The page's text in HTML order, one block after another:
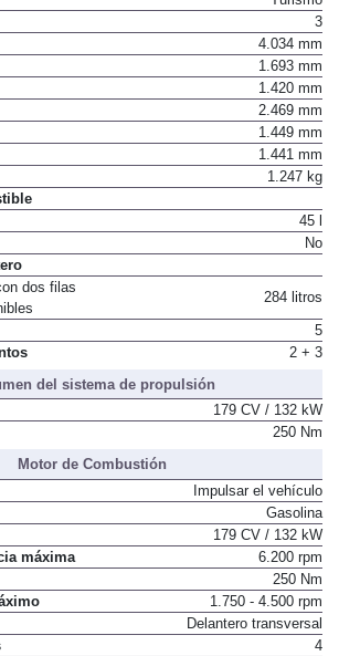
3
4.034 mm
1.693 mm
1.420 mm
2.469 mm
1.449 mm
1.441 mm
1.247 kg
45 l
No
dos filas
284 litros
5
2 + 3
del sistema de propulsión
179 CV / 132 kW
250 Nm
Motor de Combustión
Impulsar el vehículo
Gasolina
179 CV / 132 kW
máxima
6.200 rpm
250 Nm
1.750 - 4.500 rpm
Delantero transversal
4